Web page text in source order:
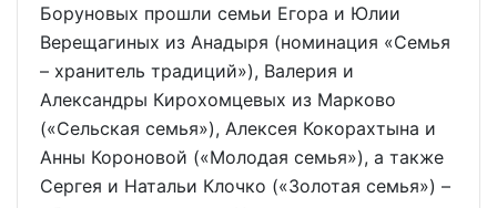
Боруновых прошли семьи Егора и Юлии
Верещагиных из Анадыря (номинация «Семья
– хранитель традиций»), Валерия и
Александры Кирохомцевых из Марково
(«Сельская семья»), Алексея Кокорахтына и
Анны Короновой («Молодая семья»), а также
Сергея и Натальи Клочко («Золотая семья») –